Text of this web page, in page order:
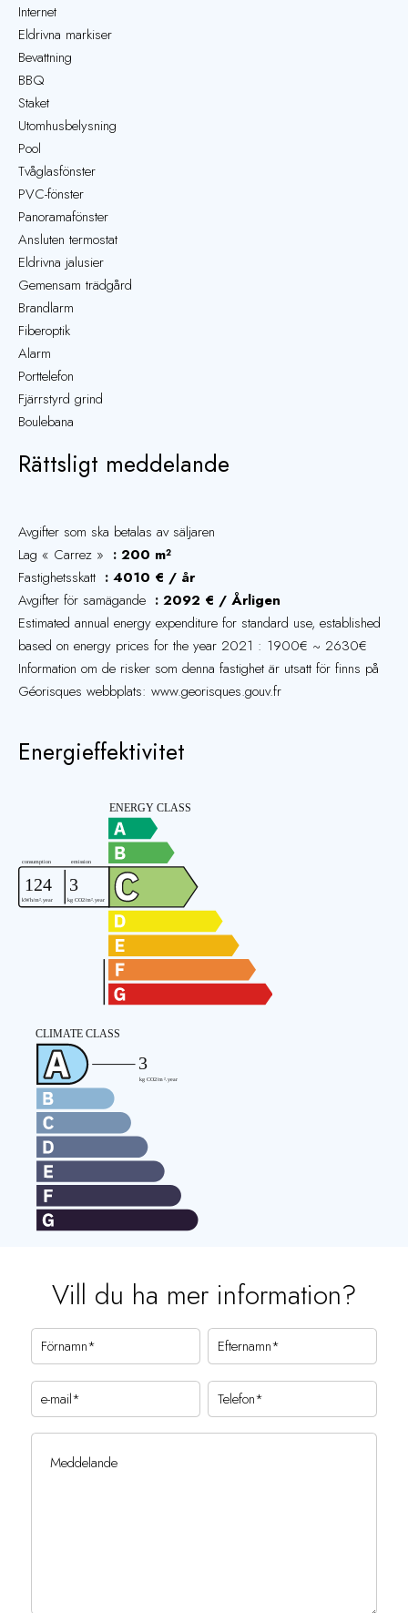
Internet
Eldrivna markiser
Bevattning
BBQ
Staket
Utomhusbelysning
Pool
Tvåglasfönster
PVC-fönster
Panoramafönster
Ansluten termostat
Eldrivna jalusier
Gemensam trädgård
Brandlarm
Fiberoptik
Alarm
Porttelefon
Fjärrstyrd grind
Boulebana
Rättsligt meddelande
Avgifter som ska betalas av säljaren
Lag « Carrez »
200 m²
Fastighetsskatt
4010 € / år
Avgifter för samägande
2092 € / Årligen
Estimated annual energy expenditure for standard use, established
based on energy prices for the year 2021 : 1900€ ~ 2630€
Information om de risker som denna fastighet är utsatt för finns på
Géorisques webbplats: www.georisques.gouv.fr
Energieffektivitet
Vill du ha mer information?